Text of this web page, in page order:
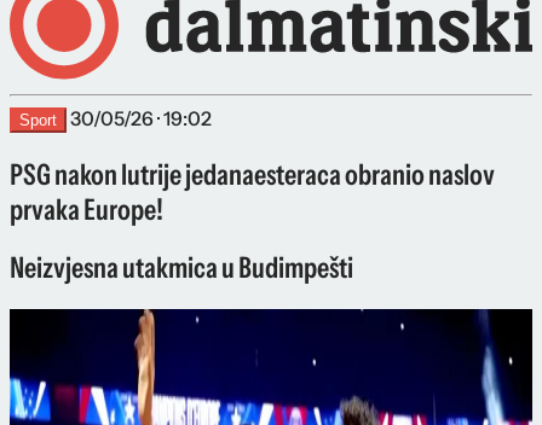
Sport 30/05/26 · 19:02
PSG nakon lutrije jedanaesteraca obranio naslov
prvaka Europe!
Neizvjesna utakmica u Budimpešti